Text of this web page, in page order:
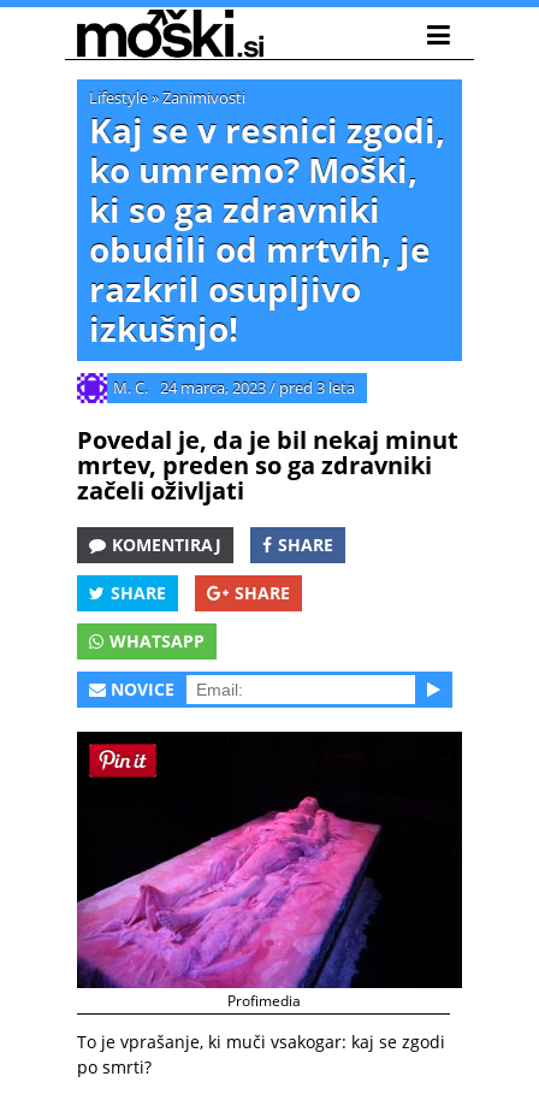
Lifestyle»Zanimivosti
Kaj se v resnici zgodi,
ko umremo? Moški,
ki so ga zdravniki
obudili od mrtvih, je
razkril osupljivo
izkušnjo!
M. C. 24 marca, 2023/ pred 3 leta
Povedal je, da je bil nekaj minut
mrtev, preden so ga zdravniki
začeli oživljati
KOMENTIRAJ SHARE
SHARE SHARE
WHATSAPP
NOVICE
Profimedia
To je vprašanje, ki muči vsakogar: kaj se zgodi
po smrti?